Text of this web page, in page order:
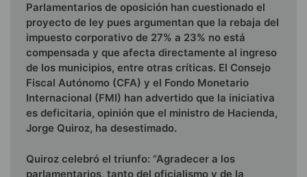
Parlamentarios de oposición han cuestionado el
proyecto de ley pues argumentan que la rebaja del
impuesto corporativo de 27% a 23% no está
compensada y que afecta directamente al ingreso
de los municipios, entre otras críticas. El Consejo
Fiscal Autónomo (CFA) y el Fondo Monetario
Internacional (FMI) han advertido que la iniciativa
es deficitaria, opinión que el ministro de Hacienda,
Jorge Quiroz, ha desestimado.
Quiroz celebró el triunfo: “Agradecer a los
parlamentarios, tanto del oficialismo y de la